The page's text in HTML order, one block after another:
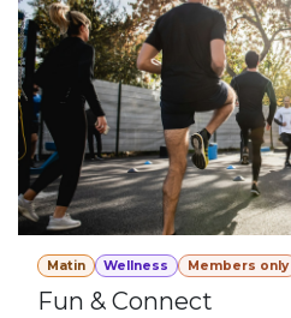
Matin Wellness Members only
Fun & Connect